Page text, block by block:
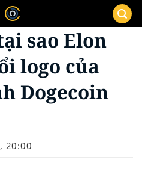
sao Elon
logo của
Dogecoin
20:00